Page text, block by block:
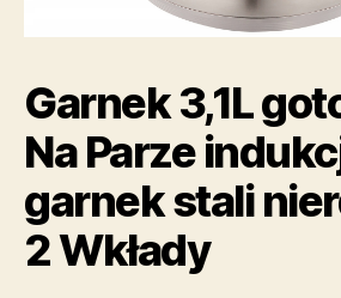
Garnek 3,1L
Na Parze
garnek stali
2 Wkłady